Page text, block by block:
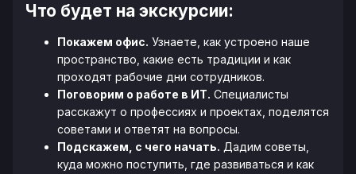
Что будет на экскурсии:
Покажем офис. Узнаете, как устроено наше
пространство, какие есть традиции и как
проходят рабочие дни сотрудников.
Поговорим о работе в ИТ. Специалисты
расскажут о профессиях и проектах, поделятся
советами и ответят на вопросы.
Подскажем, с чего начать. Дадим советы,
куда можно поступить, где развиваться и как